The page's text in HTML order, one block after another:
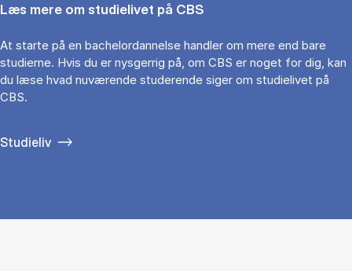
Læs mere om studielivet på CBS
At starte på en bachelordannelse handler om mere end bare
studierne. Hvis du er nysgerrig på, om CBS er noget for dig, kan
du læse hvad nuværende studerende siger om studielivet på
CBS.
Studieliv